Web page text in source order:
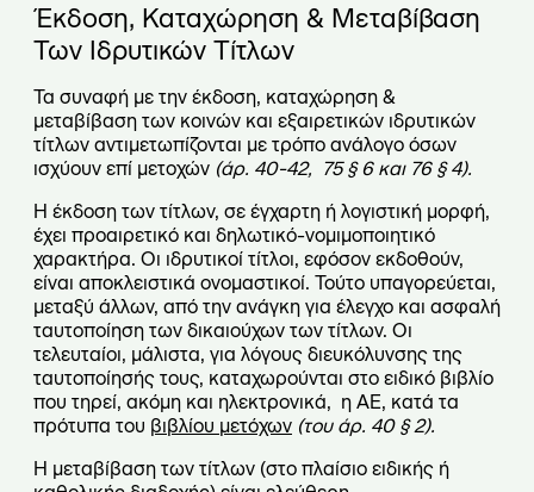
Έκδοση, Καταχώρηση & Μεταβίβαση
Των Ιδρυτικών Τίτλων
Τα συναφή με την έκδοση, καταχώρηση &
μεταβίβαση των κοινών και εξαιρετικών ιδρυτικών
τίτλων αντιμετωπίζονται με τρόπο ανάλογο όσων
ισχύουν επί μετοχών (άρ. 40-42, 75 § 6 και 76 § 4).
Η έκδοση των τίτλων, σε έγχαρτη ή λογιστική μορφή,
έχει προαιρετικό και δηλωτικό-νομιμοποιητικό
χαρακτήρα. Οι ιδρυτικοί τίτλοι, εφόσον εκδοθούν,
είναι αποκλειστικά ονομαστικοί. Τούτο υπαγορεύεται,
μεταξύ άλλων, από την ανάγκη για έλεγχο και ασφαλή
ταυτοποίηση των δικαιούχων των τίτλων. Οι
τελευταίοι, μάλιστα, για λόγους διευκόλυνσης της
ταυτοποίησής τους, καταχωρούνται στο ειδικό βιβλίο
που τηρεί, ακόμη και ηλεκτρονικά, η ΑΕ, κατά τα
πρότυπα του βιβλίου μετόχων (του άρ. 40 § 2).
Η μεταβίβαση των τίτλων (στο πλαίσιο ειδικής ή